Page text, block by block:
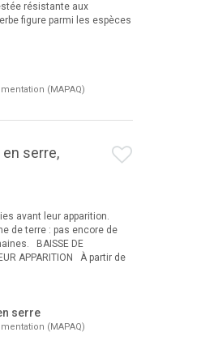
résistante aux
figure parmi les espèces
(MAPAQ)
serre,
avant leur apparition.
de terre : pas encore de
BAISSE DE
APPARITION À partir de
serre
(MAPAQ)